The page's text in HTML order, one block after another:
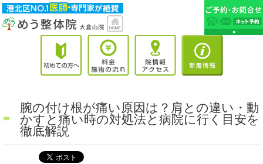
腕の付け根が痛い原因は？肩との違い・動
かすと痛い時の対処法と病院に行く目安を
徹底解説